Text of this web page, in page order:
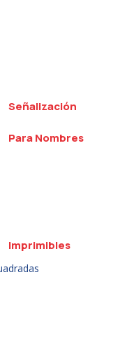
Señalización
Para Nombres
Imprimibles